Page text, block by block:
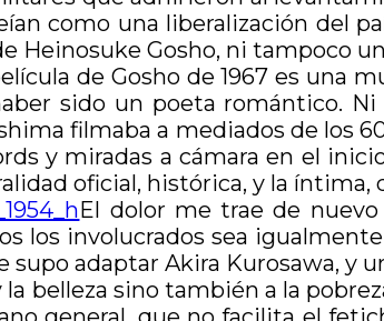
como una liberalización del
Heinosuke Gosho, ni tampoco
de Gosho de 1967 es una
sido un poeta romántico. Ni
filmaba a mediados de los
y miradas a cámara en el
oficial, histórica, y la
El dolor me trae de nuevo
los involucrados sea
supo adaptar Akira Kurosawa, y
belleza sino también a la